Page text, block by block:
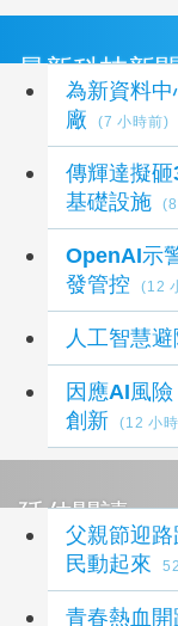
最新科技新
為新資料
廠
(7 小時前)
傳輝達擬
基礎設施
OpenAI示
發管控
(12
人工智慧
因應AI風
創新
(12 小
延伸閱讀
父親節迎
民動起來
青春熱血